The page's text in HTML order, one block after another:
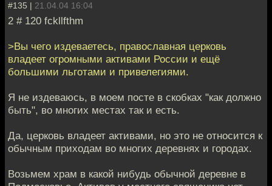
#135 | 21.04.04 16:04
2 # 120 fckllfthm
>Вы чего издеваетесь, православная церковь
владеет огромными активами России и ещё
большими льготами и привелегиями.
Я не издеваюсь, в моем посте в скобках "как должно
быть", во многих местах так и есть.
Да, церковь владеет активами, но это не относится к
обычным приходам во многих деревнях и городах.
Возьмем храм в какой нибудь обычной деревне в